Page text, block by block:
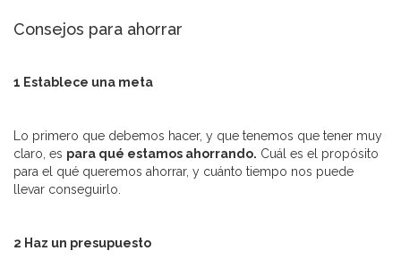
Consejos para ahorrar
1 Establece una meta
Lo primero que debemos hacer, y que tenemos que tener muy
claro, es para qué estamos ahorrando. Cuál es el propósito
para el qué queremos ahorrar, y cuánto tiempo nos puede
llevar conseguirlo.
2 Haz un presupuesto